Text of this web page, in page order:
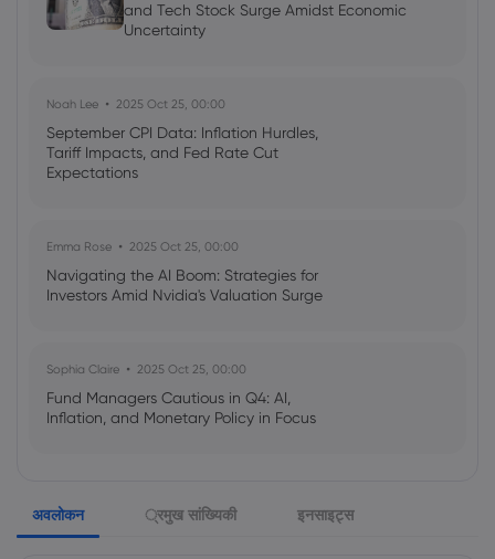
and Tech Stock Surge Amidst Economic
Uncertainty
Noah Lee 2025 Oct 25, 00:00
September CPI Data: Inflation Hurdles,
Tariff Impacts, and Fed Rate Cut
Expectations
Emma Rose 2025 Oct 25, 00:00
Navigating the AI Boom: Strategies for
Investors Amid Nvidia's Valuation Surge
Sophia Claire 2025 Oct 25, 00:00
Fund Managers Cautious in Q4: AI,
Inflation, and Monetary Policy in Focus
US Government Shutdown Threatens
October Inflation Data Release
अवलोकन ्रमुख सांख्यिकी इनसाइट्स